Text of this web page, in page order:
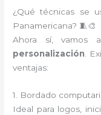
¿Qué técnicas se
Panamericana? 🧵🎨
Ahora sí, vamos
personalización .
ventajas:
1. Bordado
Ideal para logos,